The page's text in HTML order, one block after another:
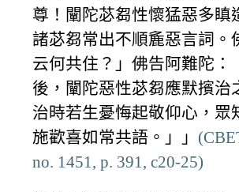
尊！闡陀苾芻性懷猛惡多瞋
諸苾芻常出不順麁惡言詞。
云何共住？」佛告阿難陀：
後，闡陀惡性苾芻應默擯治
治時若生憂悔起敬仰心，眾
施歡喜如常共語。」」
no. 1451, p. 391, c20-25)